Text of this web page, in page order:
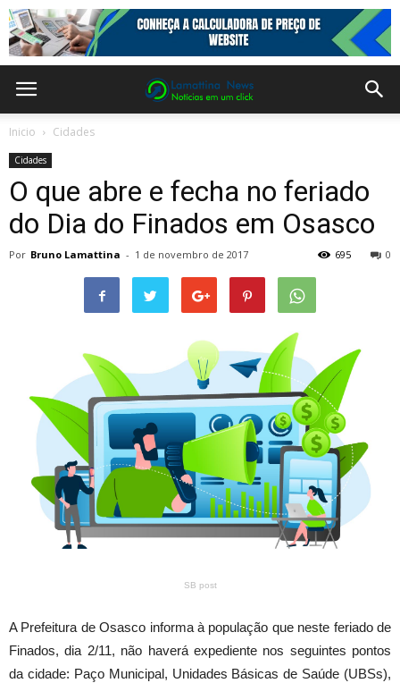
Inicio Cidades
Cidades
O que abre e fecha no feriado
do Dia do Finados em Osasco
Por Bruno Lamattina - 1 de novembro de 2017 0
695
SB post
A Prefeitura de Osasco informa à população que neste feriado de
Finados, dia 2/11, não haverá expediente nos seguintes pontos
da cidade: Paço Municipal, Unidades Básicas de Saúde (UBSs),